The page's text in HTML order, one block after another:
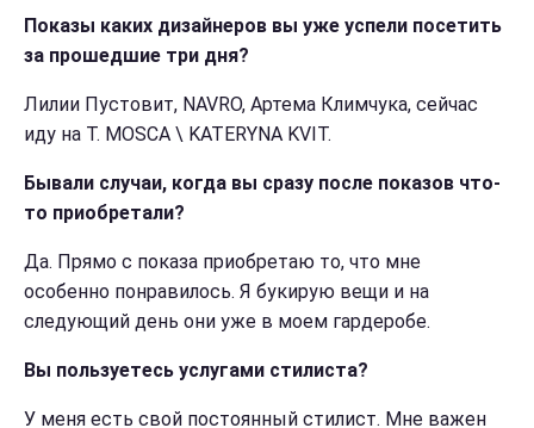
Показы каких дизайнеров вы уже успели посетить
за прошедшие три дня?
Лилии Пустовит, NAVRO, Артема Климчука, сейчас
иду на T. MOSCA \ KATERYNA KVIT.
Бывали случаи, когда вы сразу после показов что-
то приобретали?
Да. Прямо с показа приобретаю то, что мне
особенно понравилось. Я букирую вещи и на
следующий день они уже в моем гардеробе.
Вы пользуетесь услугами стилиста?
У меня есть свой постоянный стилист. Мне важен